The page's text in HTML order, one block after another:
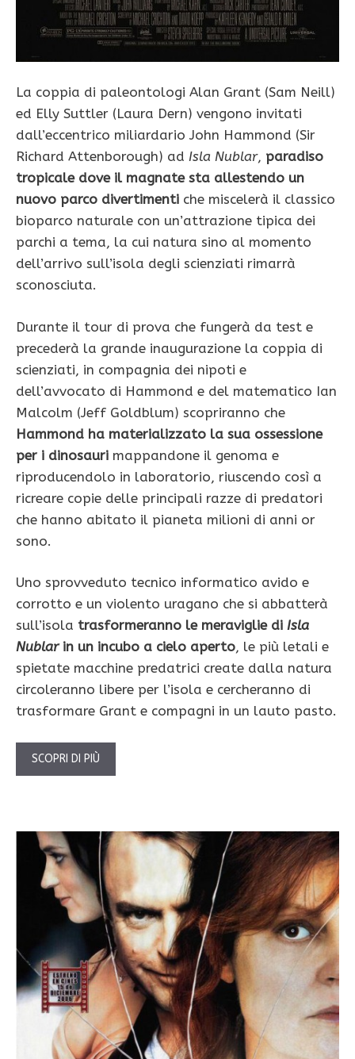
La coppia di paleontologi Alan Grant (Sam Neill)
ed Elly Suttler (Laura Dern) vengono invitati
dall’eccentrico miliardario John Hammond (Sir
Richard Attenborough) ad Isla Nublar, paradiso
tropicale dove il magnate sta allestendo un
nuovo parco divertimenti che miscelerà il classico
bioparco naturale con un’attrazione tipica dei
parchi a tema, la cui natura sino al momento
dell’arrivo sull’isola degli scienziati rimarrà
sconosciuta.
Durante il tour di prova che fungerà da test e
precederà la grande inaugurazione la coppia di
scienziati, in compagnia dei nipoti e
dell’avvocato di Hammond e del matematico Ian
Malcolm (Jeff Goldblum) scopriranno che
Hammond ha materializzato la sua ossessione
per i dinosauri mappandone il genoma e
riproducendolo in laboratorio, riuscendo così a
ricreare copie delle principali razze di predatori
che hanno abitato il pianeta milioni di anni or
sono.
Uno sprovveduto tecnico informatico avido e
corrotto e un violento uragano che si abbatterà
sull’isola trasformeranno le meraviglie di Isla
Nublarin un incubo a cielo aperto, le più letali e
spietate macchine predatrici create dalla natura
circoleranno libere per l’isola e cercheranno di
trasformare Grant e compagni in un lauto pasto.
SCOPRI DI PIÙ